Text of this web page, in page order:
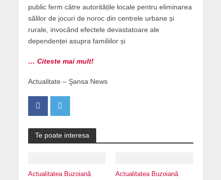
public ferm către autoritățile locale pentru eliminarea
sălilor de jocuri de noroc din centrele urbane și
rurale, invocând efectele devastatoare ale
dependenței asupra familiilor și
… Citeste mai mult!
Actualitate – Şansa News
Te poate interesa
Actualitatea Buzoiană Actualitatea Buzoiană